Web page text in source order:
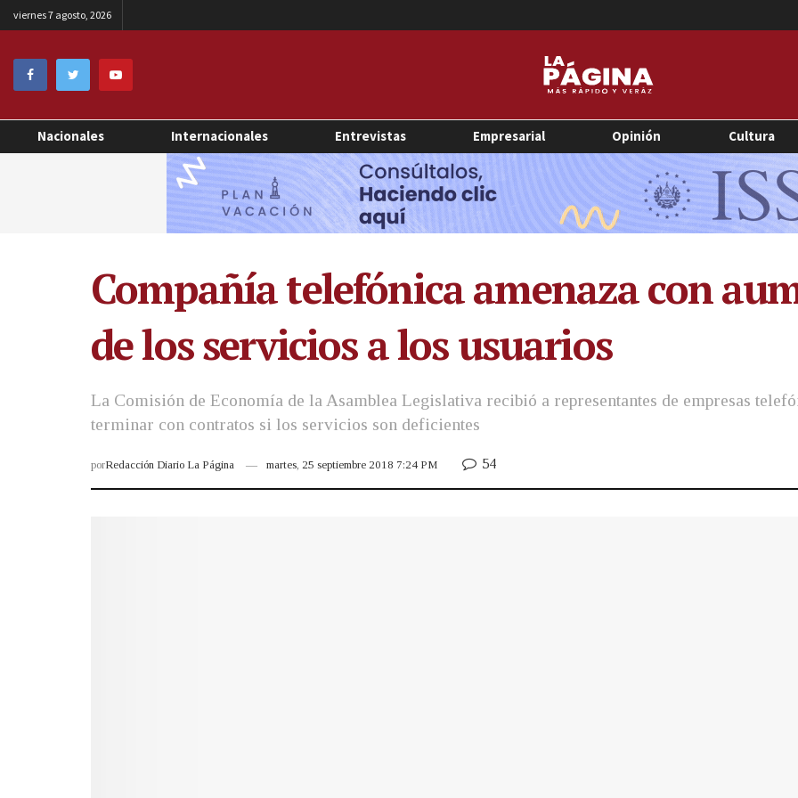
viernes 7 agosto, 2026
Nacionales Internacionales Entrevistas Empresarial Opinión Cultura
Compañía telefónica amenaza con
de los servicios a los usuarios
La Comisión de Economía de la Asamblea Legislativa recibió a representantes de empresas
terminar con contratos si los servicios son deficientes
porRedacción Diario La Página martes, 25 septiembre 2018 7:24 PM 54